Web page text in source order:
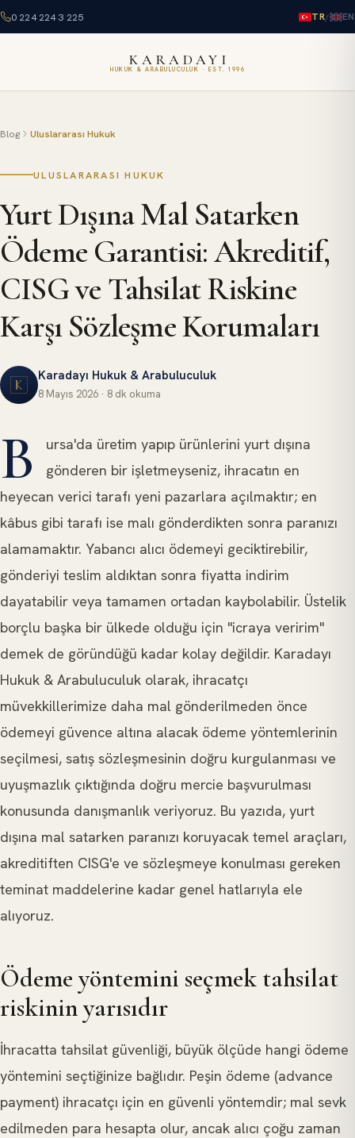
0 224 224 3 225 TR/ EN
KARADAYI
HUKUK & ARABULUCULUK · EST. 1996
Blog Uluslararası Hukuk
ULUSLARARASI HUKUK
Yurt Dışına Mal Satarken
Ödeme Garantisi: Akreditif,
CISG ve Tahsilat Riskine
Karşı Sözleşme Korumaları
Karadayı Hukuk & Arabuluculuk
8 Mayıs 2026 · 8 dk okuma
B
ursa'da üretim yapıp ürünlerini yurt dışına
gönderen bir işletmeyseniz, ihracatın en
heyecan verici tarafı yeni pazarlara açılmaktır; en
kâbus gibi tarafı ise malı gönderdikten sonra paranızı
alamamaktır. Yabancı alıcı ödemeyi geciktirebilir,
gönderiyi teslim aldıktan sonra fiyatta indirim
dayatabilir veya tamamen ortadan kaybolabilir. Üstelik
borçlu başka bir ülkede olduğu için "icraya veririm"
demek de göründüğü kadar kolay değildir. Karadayı
Hukuk & Arabuluculuk olarak, ihracatçı
müvekkillerimize daha mal gönderilmeden önce
ödemeyi güvence altına alacak ödeme yöntemlerinin
seçilmesi, satış sözleşmesinin doğru kurgulanması ve
uyuşmazlık çıktığında doğru mercie başvurulması
konusunda danışmanlık veriyoruz. Bu yazıda, yurt
dışına mal satarken paranızı koruyacak temel araçları,
akreditiften CISG'e ve sözleşmeye konulması gereken
teminat maddelerine kadar genel hatlarıyla ele
alıyoruz.
Ödeme yöntemini seçmek tahsilat
riskinin yarısıdır
İhracatta tahsilat güvenliği, büyük ölçüde hangi ödeme
yöntemini seçtiğinize bağlıdır. Peşin ödeme (advance
payment) ihracatçı için en güvenli yöntemdir; mal sevk
edilmeden para hesapta olur, ancak alıcı çoğu zaman